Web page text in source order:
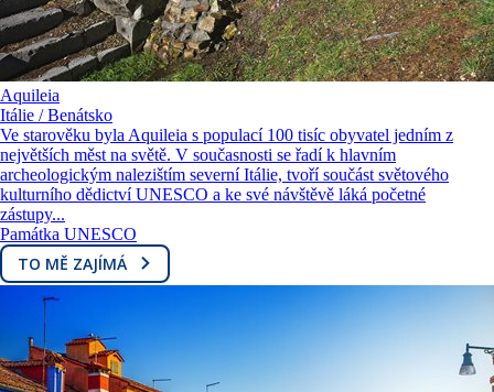
Aquileia
Itálie / Benátsko
Ve starověku byla Aquileia s populací 100 tisíc obyvatel jedním z
největších měst na světě. V současnosti se řadí k hlavním
archeologickým nalezištím severní Itálie, tvoří součást světového
kulturního dědictví UNESCO a ke své návštěvě láká početné
zástupy...
Památka UNESCO
TO MĚ ZAJÍMÁ